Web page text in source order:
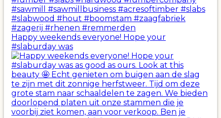
Happy weekends everyone! Hope your
#slaburday was